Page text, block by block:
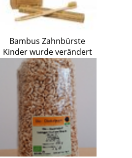
Bambus Zahnbürste
Kinder wurde verändert